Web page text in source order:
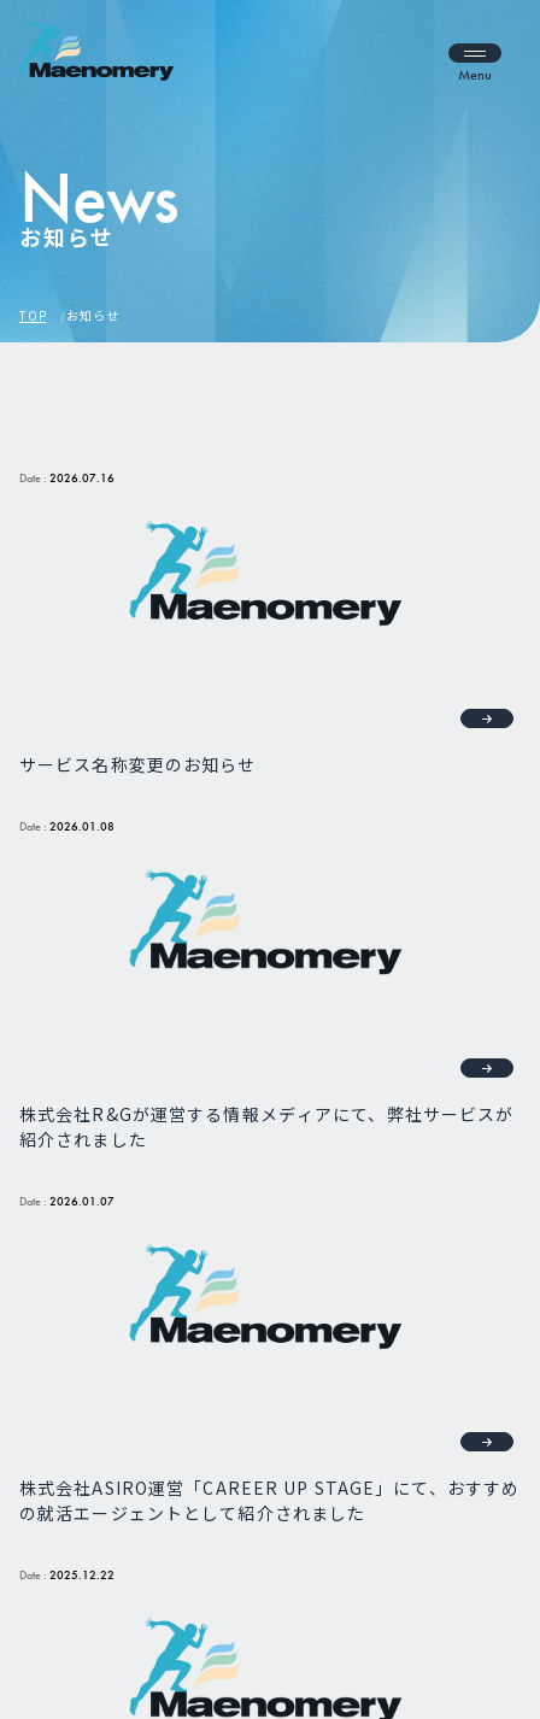
Menu
News
お知らせ
TOP お知らせ
Date : 2026.07.16
サービス名称変更のお知らせ
Date : 2026.01.08
株式会社R&Gが運営する情報メディアにて、弊社サービスが
紹介されました
Date : 2026.01.07
株式会社ASIRO運営「CAREER UP STAGE」にて、おすすめ
の就活エージェントとして紹介されました
Date : 2025.12.22